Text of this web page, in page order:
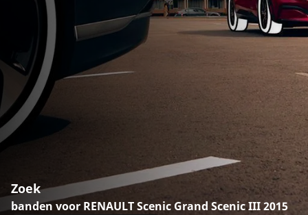
Zoek
banden voor RENAULT Scenic Grand Scenic III 2015